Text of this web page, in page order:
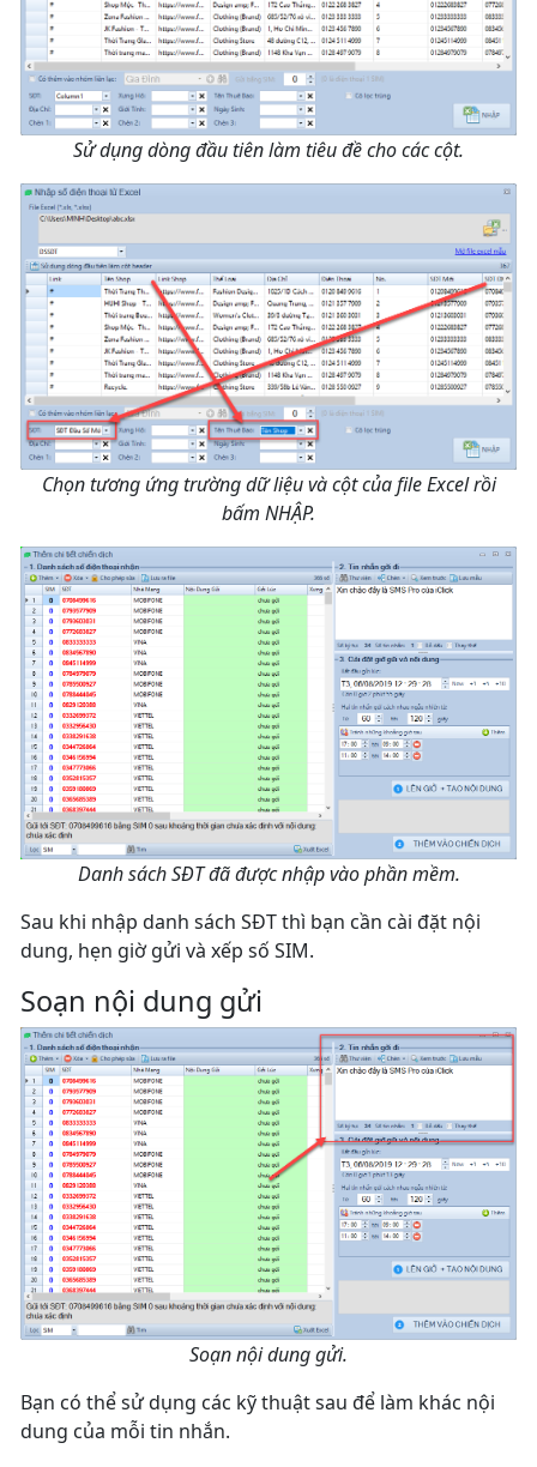
Sử dụng dòng đầu tiên làm tiêu đề cho các cột.
Chọn tương ứng trường dữ liệu và cột của file Excel rồi
bấm NHẬP.
Danh sách SĐT đã được nhập vào phần mềm.
Sau khi nhập danh sách SĐT thì bạn cần cài đặt nội
dung, hẹn giờ gửi và xếp số SIM.
Soạn nội dung gửi
Soạn nội dung gửi.
Bạn có thể sử dụng các kỹ thuật sau để làm khác nội
dung của mỗi tin nhắn.